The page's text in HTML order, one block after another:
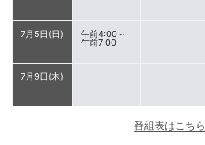
7月5日(日) 午前4:00～
午前7:00
7月9日(木)
番組表はこちら